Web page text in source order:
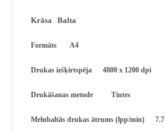
Krāsa Balta
Formāts A4
Drukas izšķirtspēja 4800 x 1200 dpi
Drukāšanas metode Tintes
Melnbaltās drukas ātrums (lpp/min) 7.7